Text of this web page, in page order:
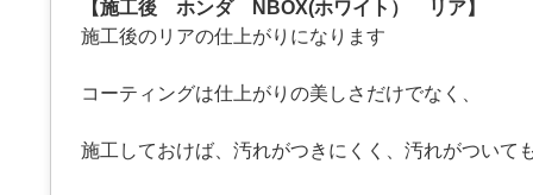
【施工後 ホンダ NBOX(ホワイト） リア】
施工後のリアの仕上がりになります
コーティングは仕上がりの美しさだけでなく、
施工しておけば、汚れがつきにくく、汚れがついて